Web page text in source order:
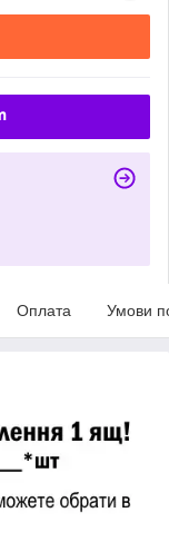
Оплата Умови